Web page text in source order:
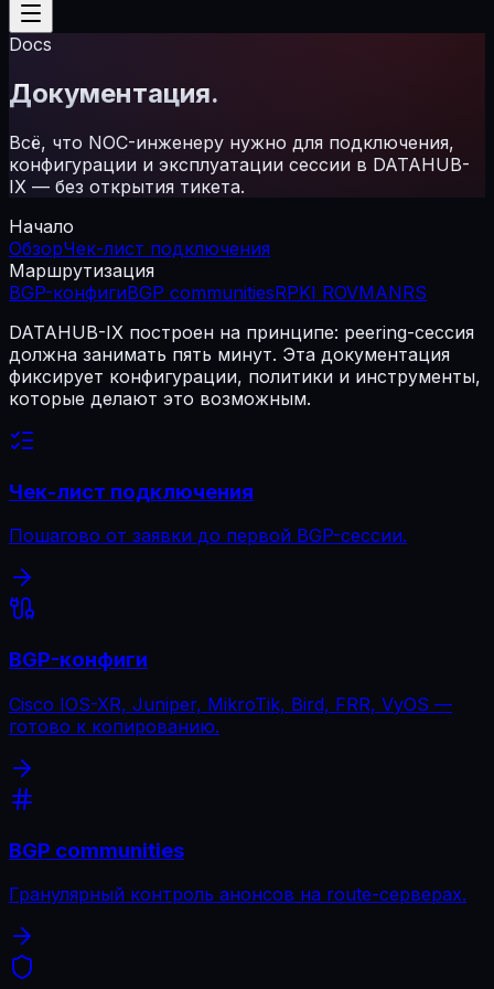
Docs
Документация.
Всё, что NOC-инженеру нужно для подключения,
конфигурации и эксплуатации сессии в DATAHUB-
IX — без открытия тикета.
Начало
ОбзорЧек-лист подключения
Маршрутизация
BGP-конфигиBGP communitiesRPKI ROVMANRS
DATAHUB-IX построен на принципе: peering-сессия
должна занимать пять минут. Эта документация
фиксирует конфигурации, политики и инструменты,
которые делают это возможным.
Чек-лист подключения
Пошагово от заявки до первой BGP-сессии.
BGP-конфиги
Cisco IOS-XR, Juniper, MikroTik, Bird, FRR, VyOS —
готово к копированию.
BGP communities
Гранулярный контроль анонсов на route-серверах.